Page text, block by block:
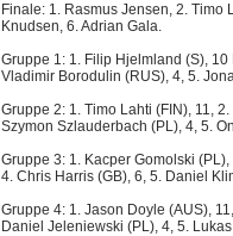
Finale: 1. Rasmus Jensen, 2. Timo
Knudsen, 6. Adrian Gala.
Gruppe 1: 1. Filip Hjelmland (S),
Vladimir Borodulin (RUS), 4, 5.
Gruppe 2: 1. Timo Lahti (FIN), 11,
Szymon Szlauderbach (PL), 4, 5.
Gruppe 3: 1. Kacper Gomolski
4. Chris Harris (GB), 6, 5. Daniel
Gruppe 4: 1. Jason Doyle (AUS),
Daniel Jeleniewski (PL), 4, 5.